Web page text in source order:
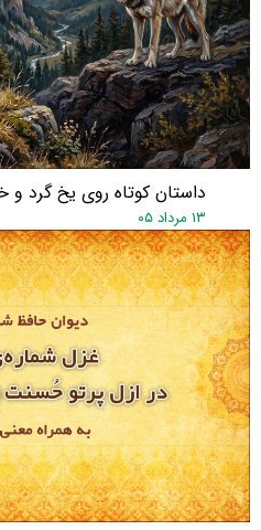
★
داستان کوتاه روی یخ گرد و
۱۳ مرداد ۰۵